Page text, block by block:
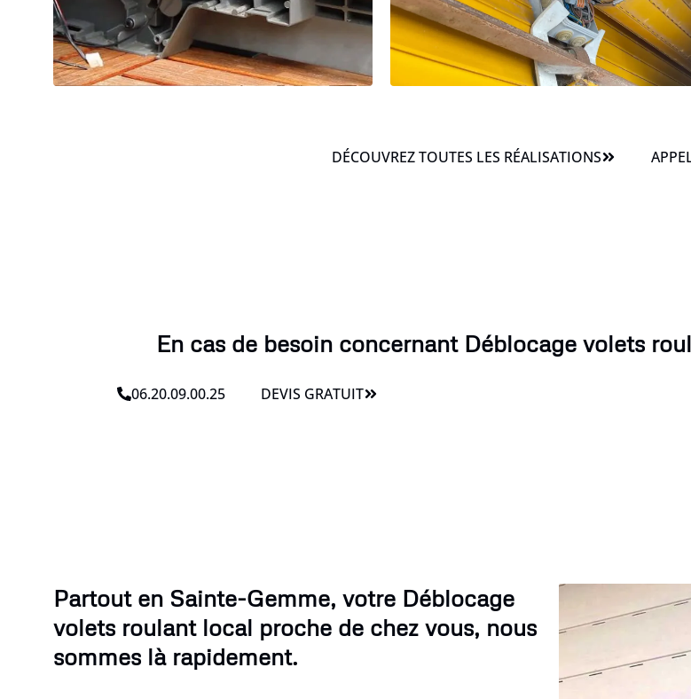
DÉCOUVREZ TOUTES LES RÉALISATIONS
En cas de besoin concernant Déblocage volets
06.20.09.00.25 DEVIS GRATUIT
Partout en Sainte-Gemme, votre Déblocage
volets roulant local proche de chez vous, nous
sommes là rapidement.